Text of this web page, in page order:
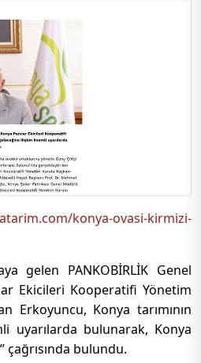
konya-ovasi-kirmizi-
gelen PANKOBİRLİK Genel
Ekicileri Kooperatifi Yönetim
Erkoyuncu, Konya tarımının
uyarılarda bulunarak, Konya
çağrısında bulundu.